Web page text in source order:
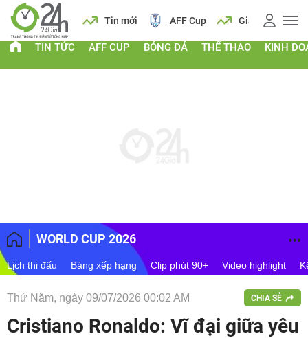
Lịch Tin mới AFF Cup Giá vàng
TIN TỨC AFF CUP BÓNG ĐÁ THỂ THAO KINH
WORLD CUP 2026
Lịch thi đấu Bảng xếp hạng Clip phút 90+ Video highlight
Thứ Năm, ngày 09/07/2026 00:02 AM CHIA SẺ
Cristiano Ronaldo: Vĩ đại giữa yêu